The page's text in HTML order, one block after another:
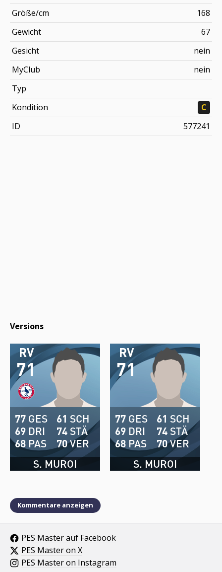
Größe/cm
168
Gewicht
67
Gesicht
nein
MyClub
nein
Typ
Kondition
C
ID
577241
Versions
71
RV
S. MUROI
77 GES
69 DRI
68 PAS
61 SCH
74 STÄ
70VER
71
RV
S. MUROI
77 GES
69 DRI
68 PAS
61 SCH
74 STÄ
70VER
Kommentare anzeigen
PES Master auf Facebook
PES Master on X
PES Master on Instagram